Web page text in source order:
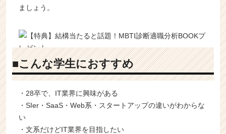
ましょう。
■こんな学生におすすめ
・28卒で、IT業界に興味がある
・SIer・SaaS・Web系・スタートアップの違いがわからな
い
・文系だけどIT業界を目指したい